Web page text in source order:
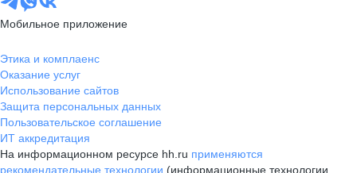
Мобильное приложение
Этика и комплаенс
Оказание услуг
Использование сайтов
Защита персональных данных
Пользовательское соглашение
ИТ аккредитация
На информационном ресурсе hh.ru применяются
рекомендательные технологии (информационные технологии